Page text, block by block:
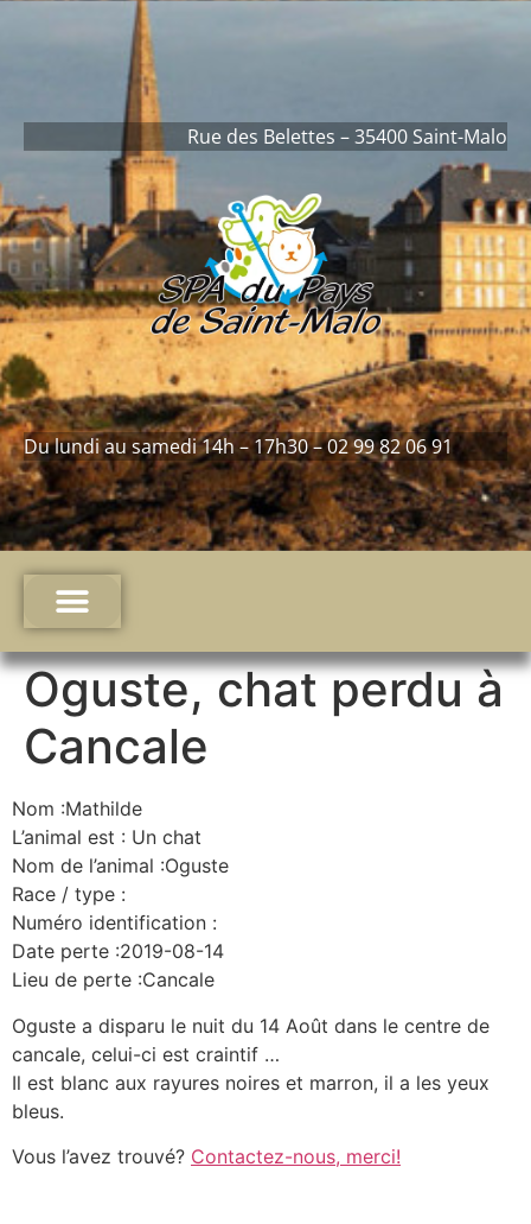
Rue des Belettes – 35400 Saint-Malo
Du lundi au samedi 14h – 17h30 – 02 99 82 06 91
Oguste, chat perdu à
Cancale
Nom :Mathilde
L’animal est : Un chat
Nom de l’animal :Oguste
Race / type :
Numéro identification :
Date perte :2019-08-14
Lieu de perte :Cancale
Oguste a disparu le nuit du 14 Août dans le centre de
cancale, celui-ci est craintif …
Il est blanc aux rayures noires et marron, il a les yeux
bleus.
Vous l’avez trouvé? Contactez-nous, merci!